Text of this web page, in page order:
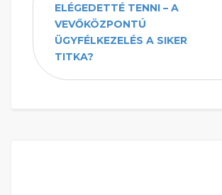
ELÉGEDETTÉ TENNI – A
VEVŐKÖZPONTÚ
ÜGYFÉLKEZELÉS A SIKER
TITKA?